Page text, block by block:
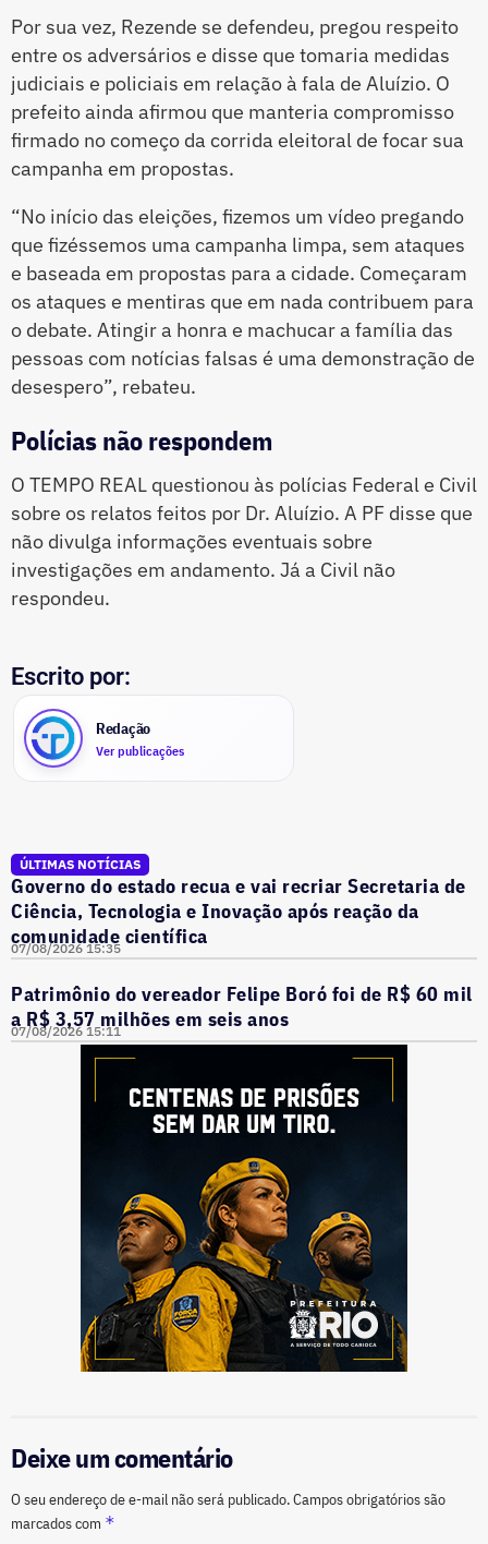
Por sua vez, Rezende se defendeu, pregou respeito
entre os adversários e disse que tomaria medidas
judiciais e policiais em relação à fala de Aluízio. O
prefeito ainda afirmou que manteria compromisso
firmado no começo da corrida eleitoral de focar sua
campanha em propostas.
“No início das eleições, fizemos um vídeo pregando
que fizéssemos uma campanha limpa, sem ataques
e baseada em propostas para a cidade. Começaram
os ataques e mentiras que em nada contribuem para
o debate. Atingir a honra e machucar a família das
pessoas com notícias falsas é uma demonstração de
desespero”, rebateu.
Polícias não respondem
O TEMPO REAL questionou às polícias Federal e Civil
sobre os relatos feitos por Dr. Aluízio. A PF disse que
não divulga informações eventuais sobre
investigações em andamento. Já a Civil não
respondeu.
Escrito por:
Redação
Ver publicações
ÚLTIMAS NOTÍCIAS
Governo do estado recua e vai recriar Secretaria de
Ciência, Tecnologia e Inovação após reação da
comunidade científica
07/08/2026 15:35
Patrimônio do vereador Felipe Boró foi de R$ 60 mil
a R$ 3,57 milhões em seis anos
07/08/2026 15:11
Deixe um comentário
O seu endereço de e-mail não será publicado.Campos obrigatórios são
marcados com *